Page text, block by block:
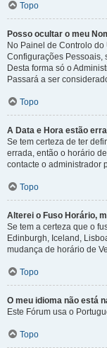
Topo
Posso ocultar o meu
No Painel de Controlo
Configurações Pessoais,
Desta forma só o
Passará a ser
Topo
A Data e Hora estão
Se tem certeza de ter
errada, então o horário
contacte o administrador
Topo
Alterei o Fuso Horário,
Se tem a certeza que o
Edinburgh, Iceland,
mudança de horário de
Topo
O meu idioma não está
Este Fórum usa o
Topo